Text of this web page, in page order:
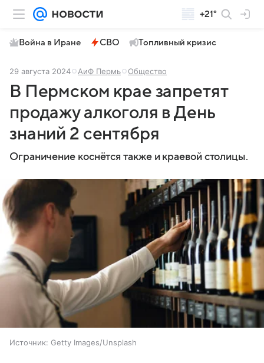
+21°
Война в Иране СВО Топливный кризис
29 августа 2024 АиФ Пермь Общество
В Пермском крае запретят
продажу алкоголя в День
знаний 2 сентября
Ограничение коснётся также и краевой столицы.
Источник: Getty Images/Unsplash